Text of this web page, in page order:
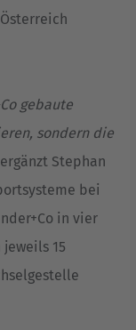
gebaute
sondern die
Stephan
bei
in vier
15